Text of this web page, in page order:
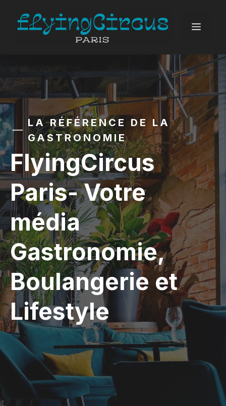
LA RÉFÉRENCE DE LA
GASTRONOMIE
FlyingCircus
Paris- Votre
média
Gastronomie,
Boulangerie et
Lifestyle